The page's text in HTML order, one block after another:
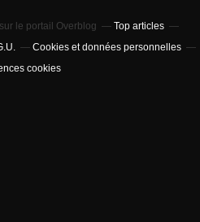
sur le portail Overblog
Top articles
Cookies et données personnelles
cookies